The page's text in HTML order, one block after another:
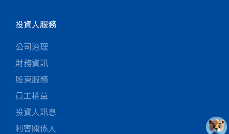
投資人服務
公司治理
財務資訊
股東服務
員工權益
投資人訊息
利害關係人